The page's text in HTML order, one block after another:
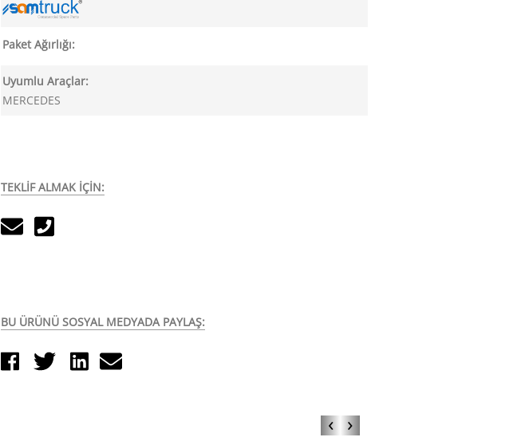
Paket Ağırlığı:
Uyumlu Araçlar:
MERCEDES
TEKLİF ALMAK İÇİN:
BU ÜRÜNÜ SOSYAL MEDYADA PAYLAŞ:
‹ ›